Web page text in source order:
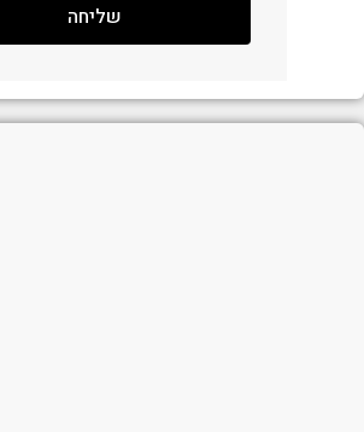
שליחה